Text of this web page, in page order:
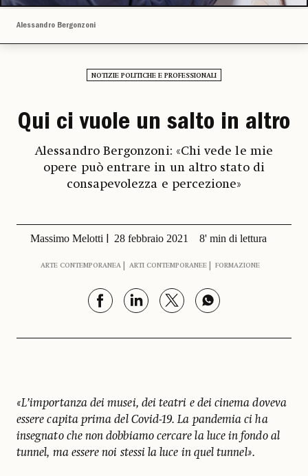
Alessandro Bergonzoni
NOTIZIE POLITICHE E PROFESSIONALI
Qui ci vuole un salto in altro
Alessandro Bergonzoni: «Chi vede le mie
opere può entrare in un altro stato di
consapevolezza e percezione»
Massimo Melotti 28 febbraio 2021 8' min di lettura
ARTE CONTEMPORANEA ARTI CONTEMPORANEE FORMAZIONE
«L’importanza dei musei, dei teatri e dei cinema doveva
essere capita prima del Covid-19. La pandemia ci ha
insegnato che non dobbiamo cercare la luce in fondo al
tunnel, ma essere noi stessi la luce in quel tunnel».